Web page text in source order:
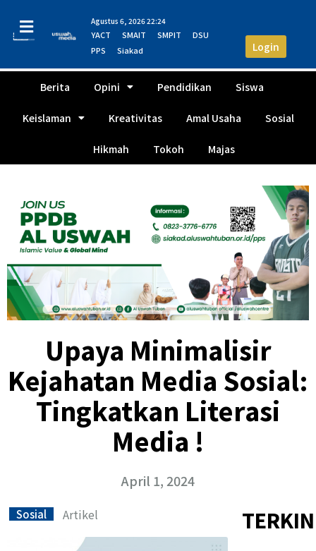
Login
Agustus 6, 2026 22:24
YACT SMAIT SMPIT
DSU
PPS
Siakad
Berita Opini Pendidikan Siswa
Keislaman Kreativitas Amal Usaha Sosial
Hikmah Tokoh Majas
Upaya Minimalisir
Kejahatan Media Sosial:
Tingkatkan Literasi
Media !
April 1, 2024
Sosial Artikel